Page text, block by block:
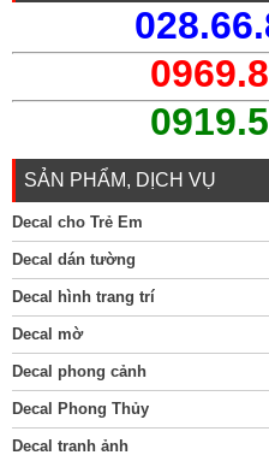
SẢN PHẨM, DỊCH VỤ
Decal cho Trẻ Em
Decal dán tường
Decal hình trang trí
Decal mờ
Decal phong cảnh
Decal Phong Thủy
Decal tranh ảnh